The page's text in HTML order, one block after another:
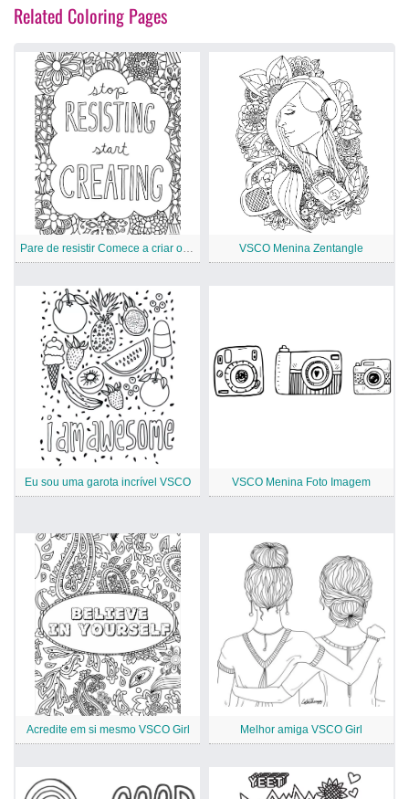
Related Coloring Pages
Pare de resistir Comece a criar o VSCO VSCO Menina Zentangle
Eu sou uma garota incrível VSCO VSCO Menina Foto Imagem
Acredite em si mesmo VSCO Girl Melhor amiga VSCO Girl